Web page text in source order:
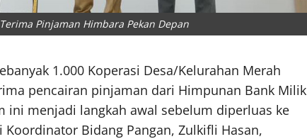
Pinjaman Himbara Pekan Depan
1.000 Koperasi Desa/Kelurahan Merah
pencairan pinjaman dari Himpunan Bank Milik
ini menjadi langkah awal sebelum diperluas ke
Bidang Pangan, Zulkifli Hasan,